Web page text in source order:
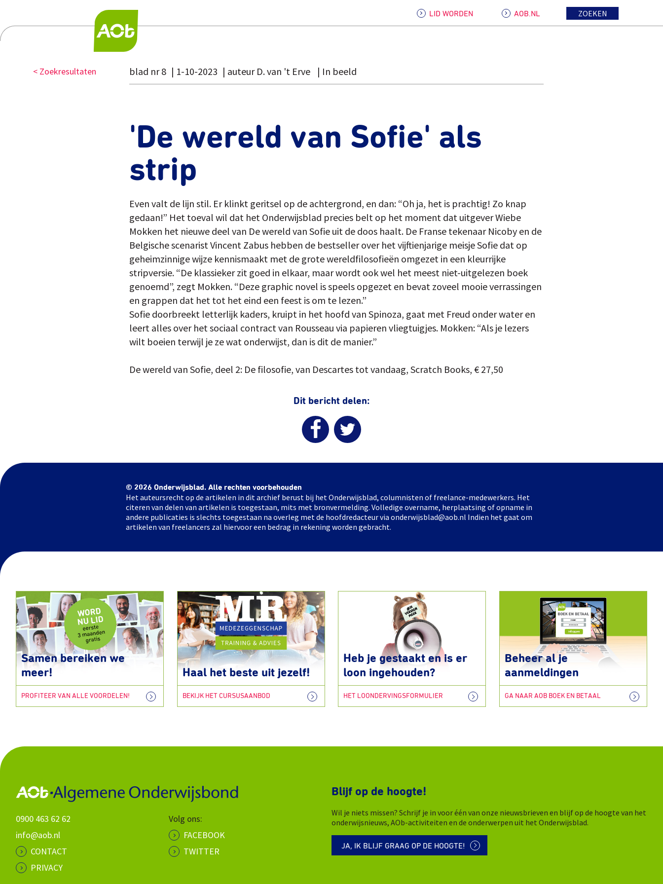
LID WORDEN AOB.NL ZOEKEN
< Zoekresultaten blad nr 8 1-10-2023 auteur D. van 't Erve In beeld
'De wereld van Sofie' als
strip
Even valt de lijn stil. Er klinkt geritsel op de achtergrond, en dan: “Oh ja, het is prachtig! Zo knap
gedaan!” Het toeval wil dat het Onderwijsblad precies belt op het moment dat uitgever Wiebe
Mokken het nieuwe deel van De wereld van Sofie uit de doos haalt. De Franse tekenaar Nicoby en de
Belgische scenarist Vincent Zabus hebben de bestseller over het vijftienjarige meisje Sofie dat op
geheimzinnige wijze kennismaakt met de grote wereldfilosofieën omgezet in een kleurrijke
stripversie. “De klassieker zit goed in elkaar, maar wordt ook wel het meest niet-uitgelezen boek
genoemd”, zegt Mokken. “Deze graphic novel is speels opgezet en bevat zoveel mooie verrassingen
en grappen dat het tot het eind een feest is om te lezen.”
Sofie doorbreekt letterlijk kaders, kruipt in het hoofd van Spinoza, gaat met Freud onder water en
leert alles over het sociaal contract van Rousseau via papieren vliegtuigjes. Mokken: “Als je lezers
wilt boeien terwijl je ze wat onderwijst, dan is dit de manier.”
De wereld van Sofie, deel 2: De filosofie, van Descartes tot vandaag, Scratch Books, € 27,50
Dit bericht delen:
© 2026 Onderwijsblad. Alle rechten voorbehouden
Het auteursrecht op de artikelen in dit archief berust bij het Onderwijsblad, columnisten of freelance-medewerkers. Het
citeren van delen van artikelen is toegestaan, mits met bronvermelding. Volledige overname, herplaatsing of opname in
andere publicaties is slechts toegestaan na overleg met de hoofdredacteur via onderwijsblad@aob.nl Indien het gaat om
artikelen van freelancers zal hiervoor een bedrag in rekening worden gebracht.
Samen bereiken we
meer!
PROFITEER VAN ALLE VOORDELEN!
Haal het beste uit jezelf!
BEKIJK HET CURSUSAANBOD
Heb je gestaakt en is er
loon ingehouden?
HET LOONDERVINGSFORMULIER
Beheer al je
aanmeldingen
GA NAAR AOB BOEK EN BETAAL
0900 463 62 62
info@aob.nl
CONTACT
PRIVACY
Volg ons:
FACEBOOK
TWITTER
Blijf op de hoogte!
Wil je niets missen? Schrijf je in voor één van onze nieuwsbrieven en blijf op de hoogte van het
onderwijsnieuws, AOb-activiteiten en de onderwerpen uit het Onderwijsblad.
JA, IK BLIJF GRAAG OP DE HOOGTE!